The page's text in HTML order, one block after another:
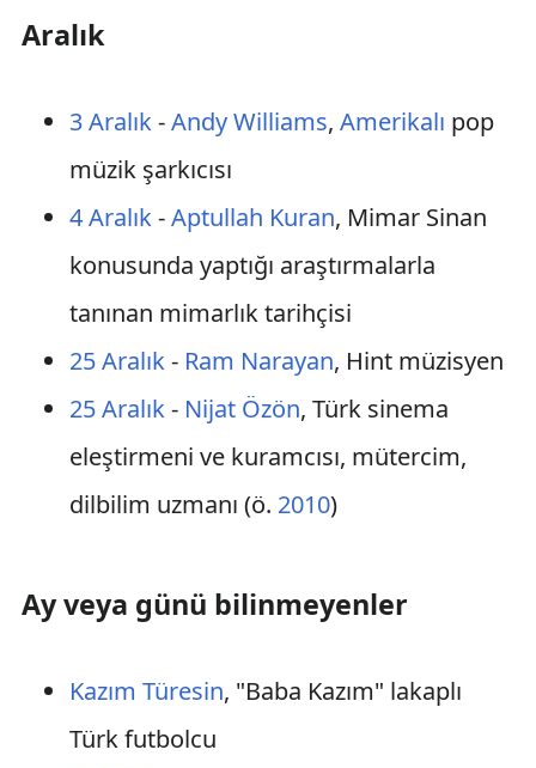
Aralık
3 Aralık-Andy Williams, Amerikalı pop
müzik şarkıcısı
4 Aralık-Aptullah Kuran, Mimar Sinan
konusunda yaptığı araştırmalarla
tanınan mimarlık tarihçisi
25 Aralık- Ram Narayan, Hint müzisyen
25 Aralık- Nijat Özön, Türk sinema
eleştirmeni ve kuramcısı, mütercim,
dilbilim uzmanı (ö. 2010)
Ay veya günü bilinmeyenler
Kazım Türesin, "Baba Kazım" lakaplı
Türk futbolcu